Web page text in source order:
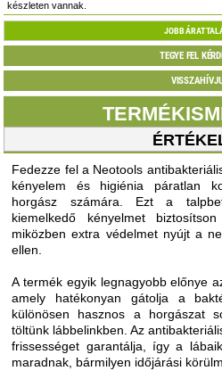
készleten vannak.
JOBB ÁRAT
TEGYE FEL
Fedezze fel a Neotools
kényelem és higiénia páratlan
horgász számára. Ezt a
kiemelkedő kényelmet
miközben extra védelmet nyújt a
ellen.
A termék egyik legnagyobb előnye
amely hatékonyan gátolja a
különösen hasznos a horgászat
töltünk lábbelinkben. Az
frissességet garantálja, így a
maradnak, bármilyen időjárási